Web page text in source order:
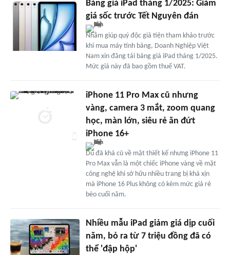
Bảng giá iPad tháng 1/2025: Giảm
giá sốc trước Tết Nguyên đán
Nhằm giúp quý độc giả tiện tham khảo trước
khi mua máy tính bảng, Doanh Nghiệp Việt
Nam xin đăng tải bảng giá iPad tháng 1/2025.
Mức giá này đã bao gồm thuế VAT.
iPhone 11 Pro Max cũ nhưng
vàng, camera 3 mắt, zoom quang
học, màn lớn, siêu rẻ ăn đứt
iPhone 16+
Dù đã khá cũ về mặt thiết kế nhưng iPhone 11
Pro Max vẫn là một chiếc iPhone vàng về mặt
công nghệ khi sở hữu nhiều trang bị khá xịn
mà iPhone 16 Plus không có kèm mức giá rẻ
bèo cuối năm.
Nhiều mẫu iPad giảm giá dịp cuối
năm, bỏ ra từ 7 triệu đồng đã có
thể 'đập hộp'